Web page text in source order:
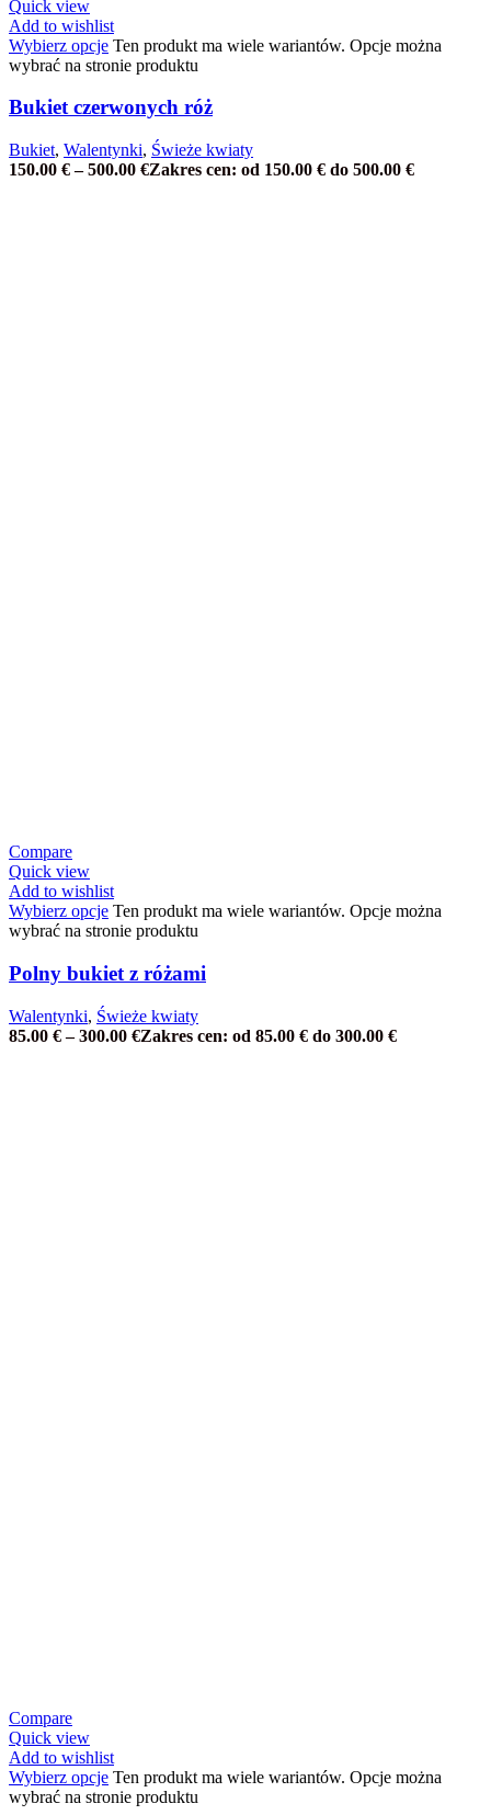
Quick view
Add to wishlist
Wybierz opcje Ten produkt ma wiele wariantów. Opcje można
wybrać na stronie produktu
Bukiet czerwonych róż
Bukiet, Walentynki, Świeże kwiaty
150.00 € – 500.00 €Zakres cen: od 150.00 € do 500.00 €
Compare
Quick view
Add to wishlist
Wybierz opcje Ten produkt ma wiele wariantów. Opcje można
wybrać na stronie produktu
Polny bukiet z różami
Walentynki, Świeże kwiaty
85.00 € – 300.00 €Zakres cen: od 85.00 € do 300.00 €
Compare
Quick view
Add to wishlist
Wybierz opcje Ten produkt ma wiele wariantów. Opcje można
wybrać na stronie produktu